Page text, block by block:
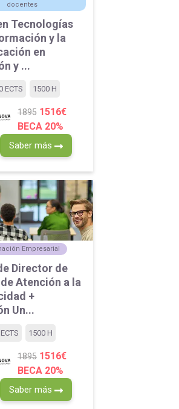
docentes
Tecnologías
y la
en
y ...
ECTS 1500 H
1895 1516€
BECA 20%
Saber más
Empresarial
Director de
Atención a la
+
Un...
1500 H
1895 1516€
BECA 20%
Saber más